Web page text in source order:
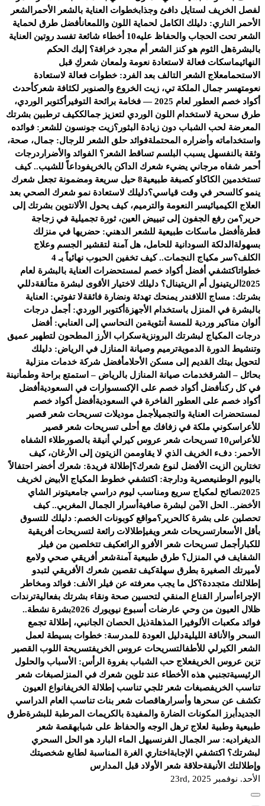
لفصل الخريف لستايل دافئ وجذابخطوات العناية بالشعر الأحمر الشعر
الأحمر الناري: دليلك الكامل لحماية اللون واللمعانأفضل طرق لحماية
الشعر تحت الحجاب والحفاظ عليه
10 أخطاء شائعة تفسد روتين العناية
بالبشرةهل الثوم هو كنز الشعر أم مجرد خرافة؟ إليك الحكم
النهائيماسكات فعالة لاستعادة نعومة ولمعان شعركِ قبل
الاستحمامعلاج الشعر التالف بعد الفرد: خطوات فعالة لاستعادة
نعومتهسر جمال الملكة تي، زيت الخروع والصنوبر لكثافة شعركأحدث
أكواد خصم العطور لعام 2025 — فخامة برائحة التوفير
أكتوبر الوردي،
طرق سحرية لاستخدام اللون الوردي لتعزيز جمالككيف ترطبين بشرتك
المعرضة لحب الشباب دون زيادة البثور؟زيت جونسون للشعر: فوائده
واستخداماته وأضراره المحتملةفوائد حلق الشعر للرجال: جمال، صحة،
وثقة بالنفسهل يسبب البلسم تساقط الشعر؟ الفوائد والأضرار درجات
أحمر شفاه مرجاني يضيء شعرك الداكن بالخريفوداعاً للشيب.. كيف
تستخدمين الكاكاو كصبغة طبيعية
8 حيل سريعة ومضمونة تجعل شعرك
ينمو كالسحر في وقت قياسي؟دليلك لاستعادة نمو شعرك الصحي بعد
العلاج الكيميائيسر النعومة والترميم، كيف يحول الألانتوين بشرتك إلى
حرير؟من رفع الجفون إلى تبييض العين، ثورة تجميلية في زجاجة
قطرة أفضل ماسكات طبيعية للشعر الدهني: حضريها في منزلك
بسهولة الدلكة السودانية للحامل، هل آمنة لتقشير الجسم وعلاج
الكلف؟
سر مكياج النجمات.. كيف تخفين الحبوب نهائياً بـ 4
خطواتاكتشفي أفضل أكواد خصم لمستحضرات العناية بالبشرة لعام
2025 الريتينول أم الريتينال؟ دليلك لاختيار الأقوى لبشرة متألقةدللي
بشرتك: مساج اللافندر يمنحك تهدئة ونضارة فائقةلا تفوتي: العناية
بالبشرة في المنزل باستخدام الأجهزة أكتوبر الوردي: أجمل درجات
ألوان مناكير وردية للمسة أنثويةمن النحاسي إلى العنابي: أفضل
درجات المكياج لبشرتك البرونزيةسكراب الأرز المطحون لتطهير عميق
وتنشيط الدورة الدمويةترميم وصيانة المنازل في الرياض: دليلك
لتحويل بيتك القديم إلى مسكن الأحلامأفضل شركة خدمات منزلية
بحائل – الشرقخدمات صيانة المنازل بالرياض – استمتع براحة وطمأنينة
في كل ركنأفضل أكواد خصم على الإكسسوارات في السعودية أفضل
أكواد خصم على العطور الفاخرة في السعودية أفضل أكواد خصم
لمستحضرات العناية والتجميلأجمل موديلات تسريحات شعر قصير
للأعراسكوني ملكة في زفافك مع أحلى تسريحات شعر قصير
للأعراس10 تسريحات شعر عروس كيرلي أنيقة بالصور
طلاء الشفاه
الأحمر: دفء الخريف الذي لا يقاوممن الزيتون إلى الأرغان، كيف
تختارين الزيت الأفضل لنوع شعرك؟ إطلالة فريدة: شعرك أخضر احتفالاً
باليوم الوطنيعصرية ودارجة: اكتشفي خطوط المكياج الأبيض لخريف
2025نصائح لمكياج سريع ومناسب ليوم دراسي جامعيتونر الشاي
الأخضر.. الحل الآمن لبشرة صافية أسرار الجمال المغربي.. كيف
تحصلين على بشرة كالحرير؟مواقع كوبونات الخصم: دليلك للتسوق
بأقل الأسعارتسريحات شعر ويفيإطلالات رائعة لتسريحات أفريقية
للكبار أجمل تسريحات شعر الأفرو الرائعكيف تتخلصين من فيلر
الشفايف في المنزل؟ طرق طبيعية آمنةشعر أفريقي صحي ولامع
لأميرتك الصغيرة بطرق سهلةكيف تقصين شعرك الأفريقي لتبدو
إطلالتك متجددة؟كل ما يجب معرفته عن فيلر الأنف: فوائد ومخاطر
الإجراء أسرار القناع المنقي لتحسين صحة ونقاء بشرتك بفعاليةترندات
ظلال العيون من وحي عارضات أسبوع نيويورك 2026
بشرة نشطة..
فوائد مكعبات الألوفيرا المذهلةذيل الحصان الجانبي، إطلالة تجمع
السحر والأناقة الليليةدليل العودة للمدرسة: خطوات بسيطة لعمل
الشعر الكيرلي للأطفالتسريحات عروس الخريفتسريحة اللوب القصير
تزين عروس الخريفعلاج حب الشباب بفروة الرأس: الأسباب والحلول
الرئيسيةتجنبي هذه الأخطاء عند تلوين شعرك في المنزلصبغات شعر
تناسب الخريفصبغات شعر ثلجي تناسب إطلالة الخريفانواع العيون
تكشف عن سحرها وأسرارهاقصات شعر بنات تناسب العام الدراسي
الجديد أبرز المكونات الضارة والمفيدة بالكريمات المرطبة للبشرةطرق
طبيعية وطبية لعلاج ترهل الوجه والحفاظ على شبابهقصة شعر
الديغراديه: سر الجمال الفرنسيهل الماء البارد هو الحل السحري
لبشرتك؟ اكتشفي الإجابة اختاري الغرة المناسبة لطابع شخصيتك
وإطلالتك الأنيقةحلاقة شعر الأولاد قبل المدارس
الأحد. نوفمبر 23rd, 2025